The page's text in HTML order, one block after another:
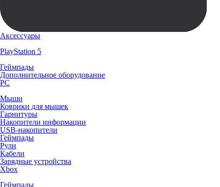
Аксессуары
PlayStation 5
Геймпады
Дополнительное оборудование
PC
Мыши
Коврики для мышек
Гарнитуры
Накопители информации
USB-накопители
Геймпады
Рули
Кабели
Зарядные устройства
Xbox
Геймпады